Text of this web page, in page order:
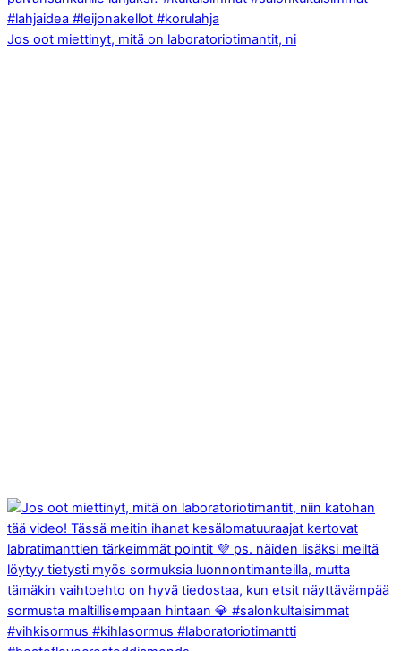
Jos oot miettinyt, mitä on laboratoriotimantit, ni